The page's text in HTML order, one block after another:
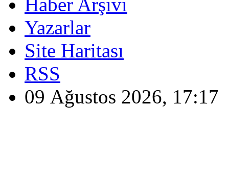
Yazarlar
Site Haritası
RSS
09 Ağustos 2026, 17:17